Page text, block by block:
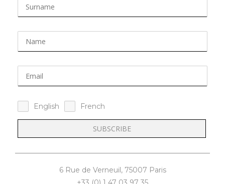
English French
6 Rue de Verneuil, 75007 Paris